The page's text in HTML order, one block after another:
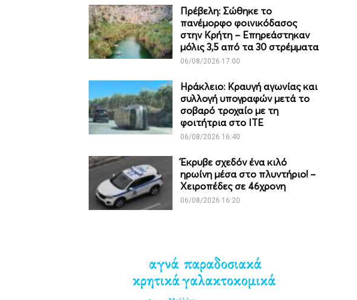
Πρέβελη: Σώθηκε το
πανέμορφο φοινικόδασος
στην Κρήτη – Επηρεάστηκαν
μόλις 3,5 από τα 30 στρέμματα
06/08/2026 17:00
Ηράκλειο: Κραυγή αγωνίας και
συλλογή υπογραφών μετά το
σοβαρό τροχαίο με τη
φοιτήτρια στο ΙΤΕ
06/08/2026 16:40
Έκρυβε σχεδόν ένα κιλό
ηρωίνη μέσα στο πλυντήριο! –
Χειροπέδες σε 46χρονη
06/08/2026 16:20